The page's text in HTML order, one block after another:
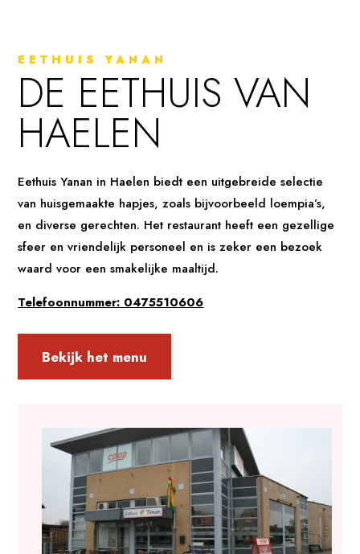
EETHUIS YANAN
DE EETHUIS VAN
HAELEN
Eethuis Yanan in Haelen biedt een uitgebreide selectie
van huisgemaakte hapjes, zoals bijvoorbeeld loempia’s,
en diverse gerechten. Het restaurant heeft een gezellige
sfeer en vriendelijk personeel en is zeker een bezoek
waard voor een smakelijke maaltijd.
Telefoonnummer: 0475510606
Bekijk het menu